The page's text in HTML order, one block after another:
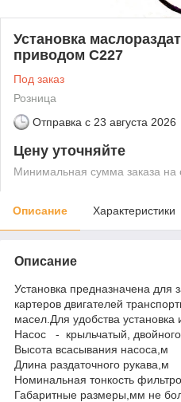
Установка
приводом С227
Под заказ
Розница
Отправка с 23 августа 2026
Цену уточняйте
Минимальная сумма заказа
Описание Характеристики
Описание
Установка предназначена
картеров двигателей
масел.Для удобства
Насос - крыльчатый, двойного
Высота
Длина
Номинальная тонкость
Габаритные